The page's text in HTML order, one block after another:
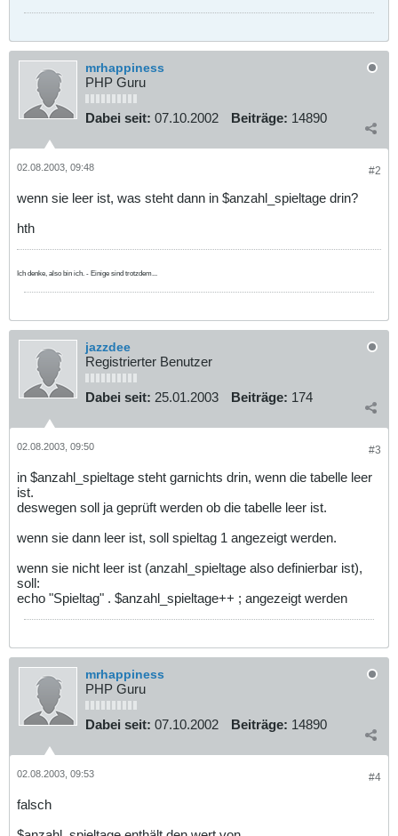
mrhappiness
PHP Guru
Dabei seit: 07.10.2002 Beiträge: 14890
#2
02.08.2003, 09:48
wenn sie leer ist, was steht dann in $anzahl_spieltage drin?
hth
Ich denke, also bin ich. - Einige sind trotzdem...
jazzdee
Registrierter Benutzer
Dabei seit: 25.01.2003 Beiträge: 174
#3
02.08.2003, 09:50
in $anzahl_spieltage steht garnichts drin, wenn die tabelle leer
ist.
deswegen soll ja geprüft werden ob die tabelle leer ist.
wenn sie dann leer ist, soll spieltag 1 angezeigt werden.
wenn sie nicht leer ist (anzahl_spieltage also definierbar ist),
soll:
echo "Spieltag" . $anzahl_spieltage++ ; angezeigt werden
mrhappiness
PHP Guru
Dabei seit: 07.10.2002 Beiträge: 14890
#4
02.08.2003, 09:53
falsch